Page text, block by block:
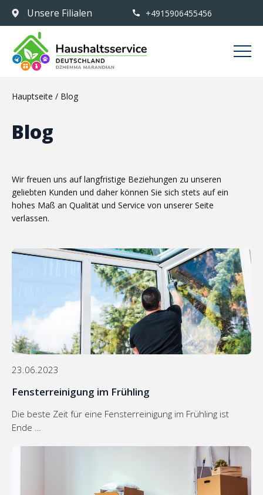
Unsere Filialen +4915906455456
Hauptseite / Blog
Blog
Wir freuen uns auf langfristige Beziehungen zu unseren
geliebten Kunden und daher können Sie sich stets auf ein
hohes Maß an Qualität und Service von unserer Seite
verlassen.
23.06.2023
Fensterreinigung im Frühling
Die beste Zeit für eine Fensterreinigung im Frühling ist
Ende …